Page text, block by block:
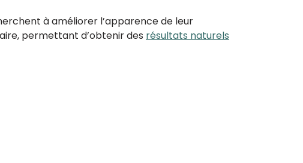
à améliorer l’apparence de leur
permettant d’obtenir des résultats naturels